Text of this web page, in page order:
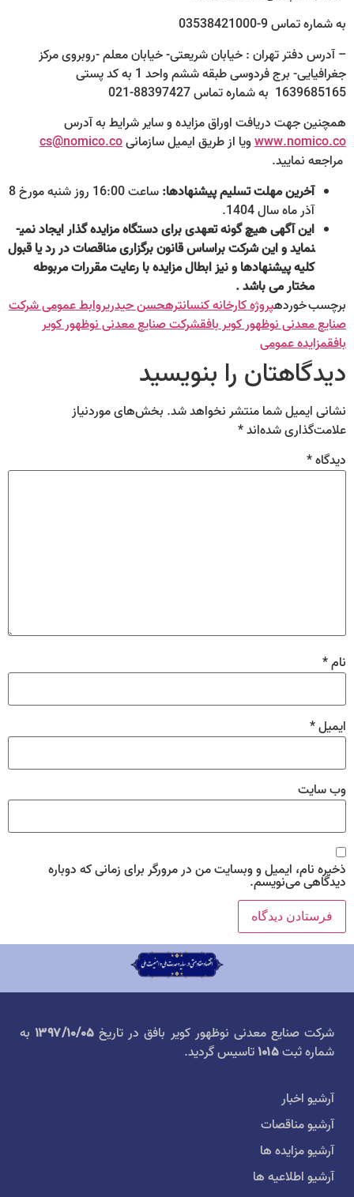
به شماره تماس 9-03538421000
– آدرس دفتر تهران : خیابان شریعتی- خیابان معلم -روبروی مرکز
جغرافیایی- برج فردوسی طبقه ششم واحد 1 به کد پستی
1639685165 به شماره تماس 88397427-021
همچنین جهت دریافت اوراق مزایده و سایر شرایط به آدرس
www.nomico.coویا از طریق ایمیل سازمانیcs@nomico.co
مراجعه نمایید.
آخرین مهلت تسلیم پیشنهادها:
ساعت 16:00 روز شنبه مورخ 8
آذر ماه سال 1404.
این آگهی هیچ گونه تعهدی برای دستگاه مزایده گذار ایجاد نمی­
نماید و این شرکت براساس قانون برگزاری مناقصات در رد یا قبول
کلیه پیشنهادها و نیز ابطال مزایده با رعایت مقررات مربوطه
مختار می باشد .
برچسب خوردهپروژه کارخانه کنسانترهحسن حیدریروابط عمومی شرکت
صنایع معدنی نوظهور کویر بافقشرکت صنایع معدنی نوظهور کویر
بافقمزایده عمومی
دیدگاهتان را بنویسید
نشانی ایمیل شما منتشر نخواهد شد. بخش‌های موردنیاز
علامت‌گذاری شده‌اند*
دیدگاه*
نام*
ایمیل*
وب‌ سایت
ذخیره نام، ایمیل و وبسایت من در مرورگر برای زمانی که دوباره
دیدگاهی می‌نویسم.
شرکت صنایع معدنی نوظهور کویر بافق در تاریخ ۱۳۹۷/۱۰/۰۵ به
شماره ثبت۱۰۱۵تاسیس گردید.
آرشیو اخبار
آرشیو مناقصات
آرشیو مزایده ها
آرشیو اطلاعیه ها